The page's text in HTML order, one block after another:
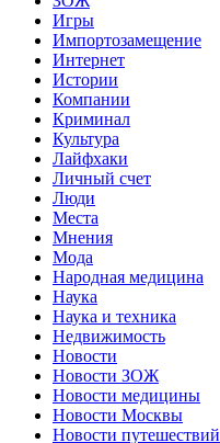
Игры
Импортозамещение
Интернет
Истории
Компании
Криминал
Культура
Лайфхаки
Личный счет
Люди
Места
Мнения
Мода
Народная медицина
Наука
Наука и техника
Недвижимость
Новости
Новости ЗОЖ
Новости медицины
Новости Москвы
Новости путешествий